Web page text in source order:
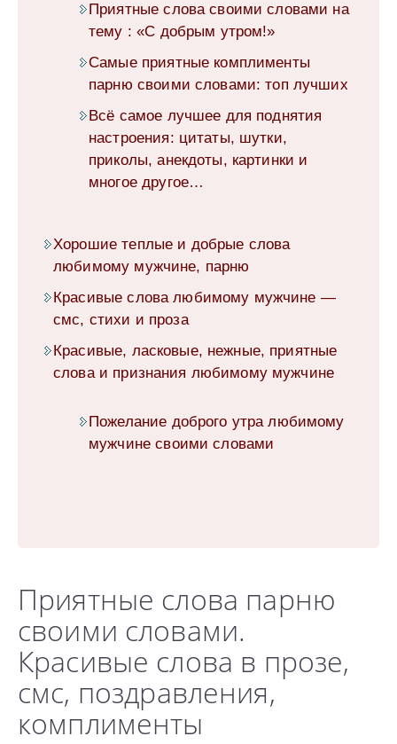
Приятные слова своими словами на
тему : «С добрым утром!»
Самые приятные комплименты
парню своими словами: топ лучших
Всё самое лучшее для поднятия
настроения: цитаты, шутки,
приколы, анекдоты, картинки и
многое другое…
Хорошие теплые и добрые слова
любимому мужчине, парню
Красивые слова любимому мужчине —
смс, стихи и проза
Красивые, ласковые, нежные, приятные
слова и признания любимому мужчине
Пожелание доброго утра любимому
мужчине своими словами
Приятные слова парню
своими словами.
Красивые слова в прозе,
смс, поздравления,
комплименты